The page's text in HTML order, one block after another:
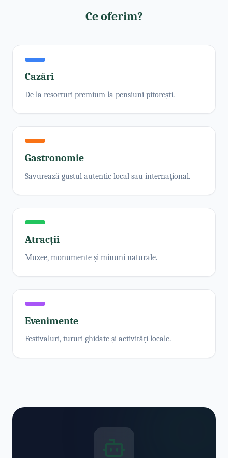
Ce oferim?
Cazări
De la resorturi premium la pensiuni pitorești.
Gastronomie
Savurează gustul autentic local sau internațional.
Atracții
Muzee, monumente și minuni naturale.
Evenimente
Festivaluri, tururi ghidate și activități locale.